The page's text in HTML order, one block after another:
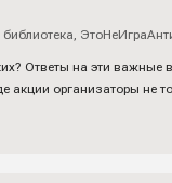
,
Ответы на эти
организаторы не